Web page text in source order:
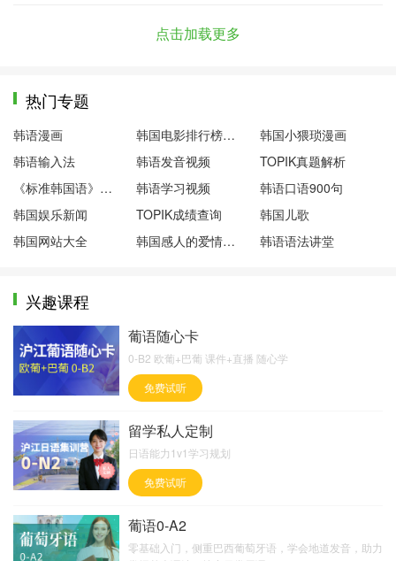
点击加载更多
热门专题
韩语漫画 韩国电影排行榜前十名
韩国小猥琐漫画
韩语输入法
韩语发音视频
TOPIK真题解析
《标准韩国语》第一册
韩语学习视频
韩语口语900句
韩国娱乐新闻
TOPIK成绩查询
韩国儿歌
韩国网站大全
韩国感人的爱情电影 韩语语法讲堂
兴趣课程
葡语随心卡
0-B2 欧葡+巴葡 课件+直播 随心学
免费试听
留学私人定制
日语能力1v1学习规划
免费试听
葡语0-A2
零基础入门，侧重巴西葡萄牙语，学会地道发音，助力